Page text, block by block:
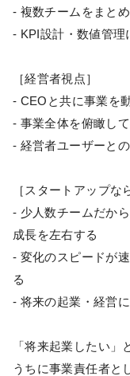
- 複数チームをまと
- KPI設計・数値管理
［経営者視点］
- CEOと共に事業を
- 事業全体を俯瞰し
- 経営者ユーザーと
［スタートアップな
- 少人数チームだか
成長を左右する
- 変化のスピードが
る
- 将来の起業・経営
「将来起業したい
うちに事業責任者と